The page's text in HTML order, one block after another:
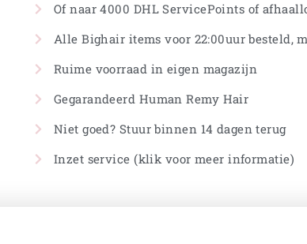
Of naar 4000 DHL ServicePoints of
Alle Bighair items voor 22:00uur besteld,
Ruime voorraad in eigen magazijn
Gegarandeerd Human Remy Hair
Niet goed? Stuur binnen 14 dagen terug
Inzet service (klik voor meer informatie)